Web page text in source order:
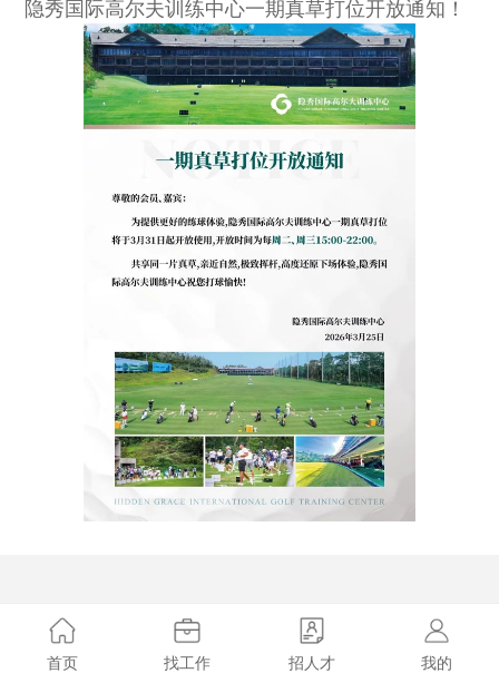
隐秀国际高尔夫训练中心一期真草打位开放通知！
首页 找工作 招人才 我的